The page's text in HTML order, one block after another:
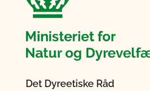
Det Dyreetiske Råd